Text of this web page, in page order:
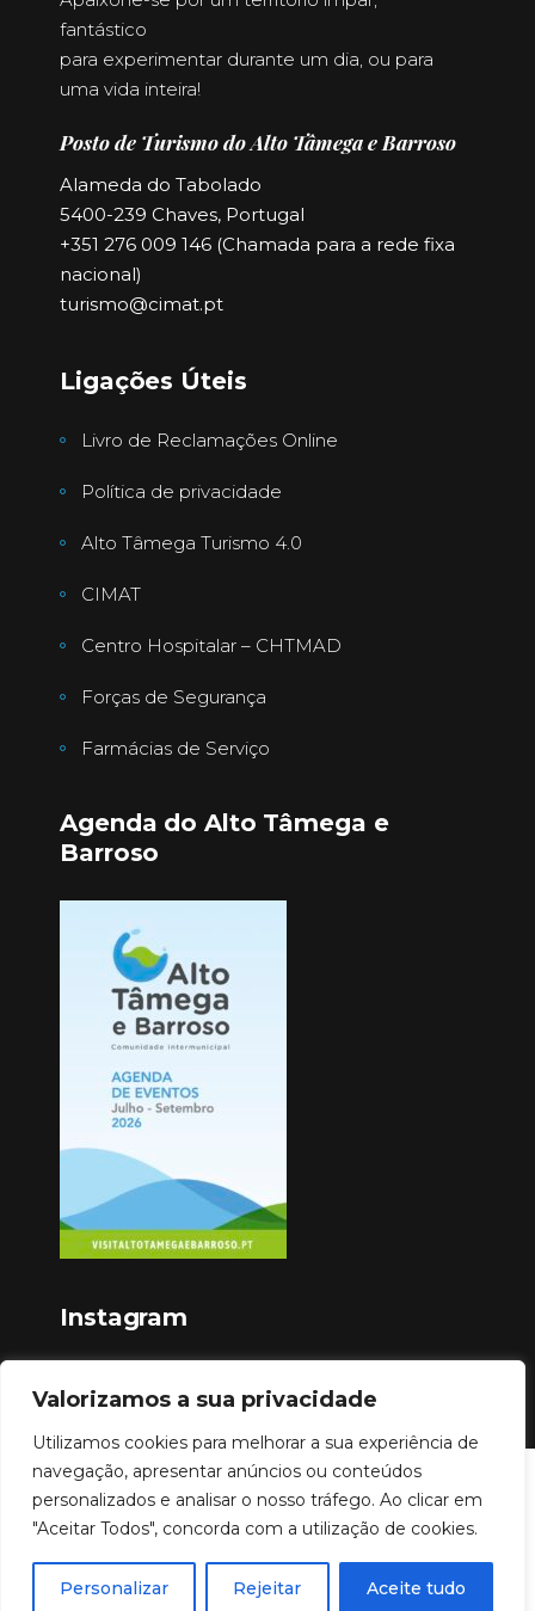
Valorizamos a sua privacidade
Utilizamos cookies para melhorar a sua experiência de
navegação, apresentar anúncios ou conteúdos
personalizados e analisar o nosso tráfego. Ao clicar em
"Aceitar Todos", concorda com a utilização de cookies.
Personalizar Rejeitar Aceite tudo
fantástico
para experimentar durante um dia, ou para
uma vida inteira!
Posto de Turismo do Alto Tâmega e Barroso
Alameda do Tabolado
5400-239 Chaves, Portugal
+351 276 009 146 (Chamada para a rede fixa
nacional)
turismo@cimat.pt
Ligações Úteis
Livro de Reclamações Online
Política de privacidade
Alto Tâmega Turismo 4.0
CIMAT
Centro Hospitalar – CHTMAD
Forças de Segurança
Farmácias de Serviço
Agenda do Alto Tâmega e
Barroso
Instagram
Copyright © 2023